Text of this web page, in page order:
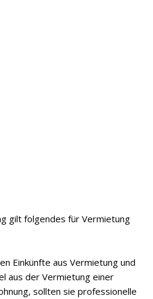
gilt folgendes für Vermietung
Einkünfte aus Vermietung und
aus der Vermietung einer
sollten sie professionelle